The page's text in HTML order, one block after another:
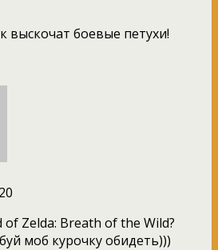
выскочат боевые петухи!
of Zelda: Breath of the Wild?
моб курочку обидеть)))